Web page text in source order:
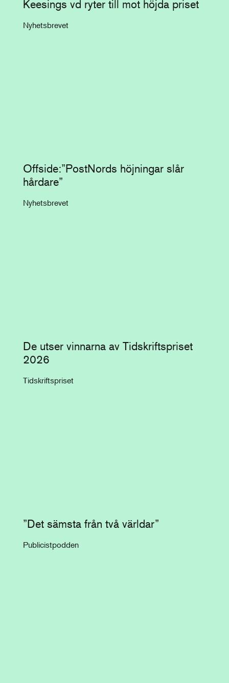
Keesings vd ryter till mot höjda priset
Nyhetsbrevet
Offside:”PostNords höjningar slår
hårdare”
Nyhetsbrevet
De utser vinnarna av Tidskriftspriset
2026
Tidskriftspriset
”Det sämsta från två världar”
Publicistpodden